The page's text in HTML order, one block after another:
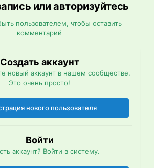
или авторизуйтесь
пользователем, чтобы оставить
комментарий
Создать аккаунт
новый аккаунт в нашем сообществе.
Это очень просто!
нового пользователя
Войти
аккаунт? Войти в систему.